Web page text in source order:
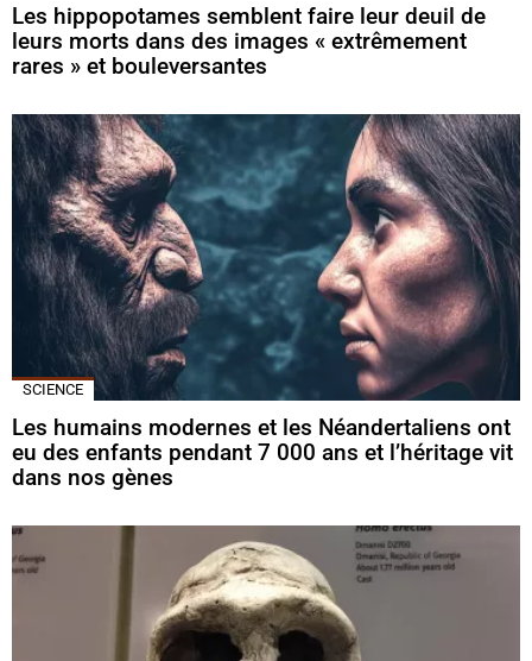
Les hippopotames semblent faire leur deuil de
leurs morts dans des images « extrêmement
rares » et bouleversantes
SCIENCE
Les humains modernes et les Néandertaliens ont
eu des enfants pendant 7 000 ans et l’héritage vit
dans nos gènes